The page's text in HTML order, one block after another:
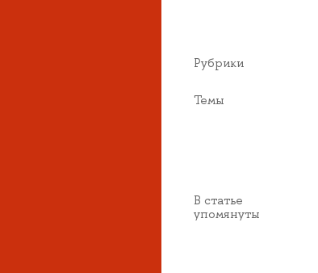
Рубрики
Темы
В статье
упомянуты